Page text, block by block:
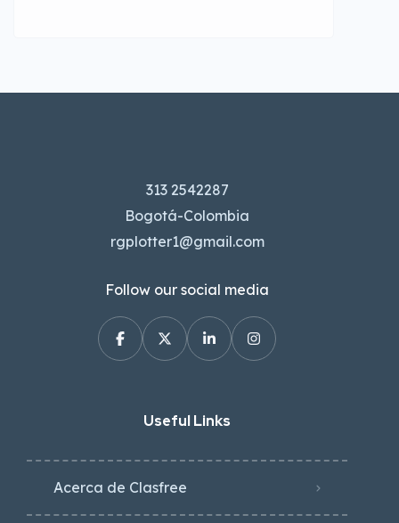
313 2542287
Bogotá-Colombia
rgplotter1@gmail.com
Follow our social media
Useful Links
Acerca de Clasfree